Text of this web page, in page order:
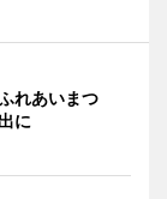
れあいまつ
に